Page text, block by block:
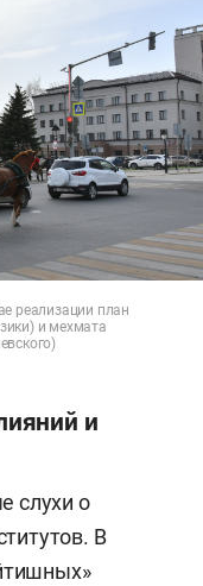
реализации план
и мехмата
и
слухи о
В